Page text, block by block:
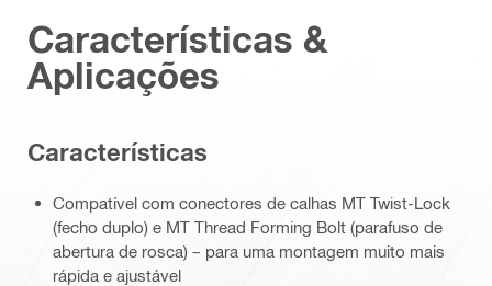
Características &
Aplicações
Características
Compatível com conectores de calhas MT Twist-Lock
(fecho duplo) e MT Thread Forming Bolt (parafuso de
abertura de rosca) – para uma montagem muito mais
rápida e ajustável